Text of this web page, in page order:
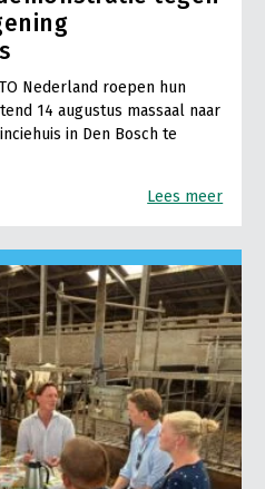
Nederland roepen hun
14 augustus massaal naar
in Den Bosch te
Lees meer